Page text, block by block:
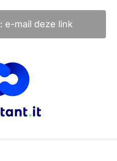
e-mail deze link